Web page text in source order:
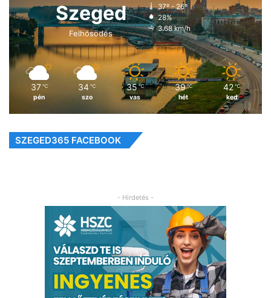
Szeged
Felhősödés
37º - 26º
28%
3.68 km/h
37 ℃
pén
34 ℃
szo
35 ℃
vas
39 ℃
hét
42 ℃
ked
SZEGED365 FACEBOOK
- Hirdetés -